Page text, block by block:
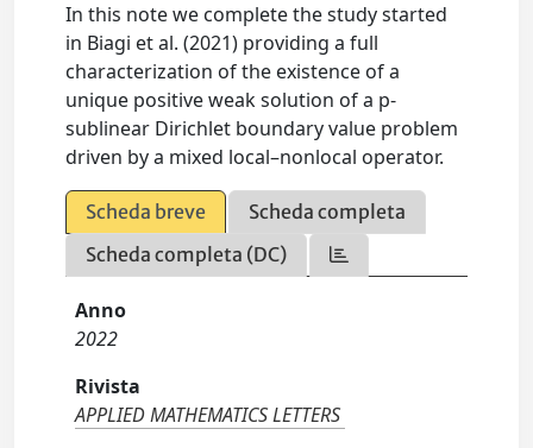
In this note we complete the study started
in Biagi et al. (2021) providing a full
characterization of the existence of a
unique positive weak solution of a p-
sublinear Dirichlet boundary value problem
driven by a mixed local–nonlocal operator.
Scheda breve
Scheda completa
Scheda completa (DC)
Anno
2022
Rivista
APPLIED MATHEMATICS LETTERS